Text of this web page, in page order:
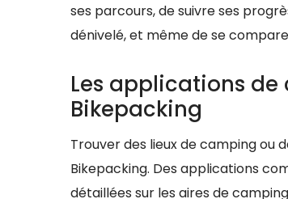
ses parcours, de suivre ses
dénivelé, et même de se
Les applications
Bikepacking
Trouver des lieux de camping ou
Bikepacking. Des applications
détaillées sur les aires de